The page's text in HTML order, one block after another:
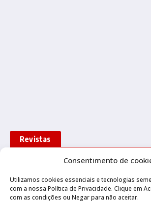
Consentimento de
Utilizamos cookies essenciais e tecnologias
com a nossa Política de Privacidade. Clique em
com as condições ou Negar para não aceitar.
Revistas
Quatro Rodas de 1965
31/07/2026